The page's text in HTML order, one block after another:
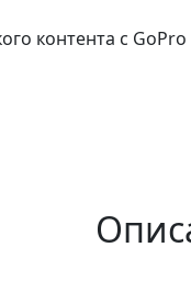
контента с